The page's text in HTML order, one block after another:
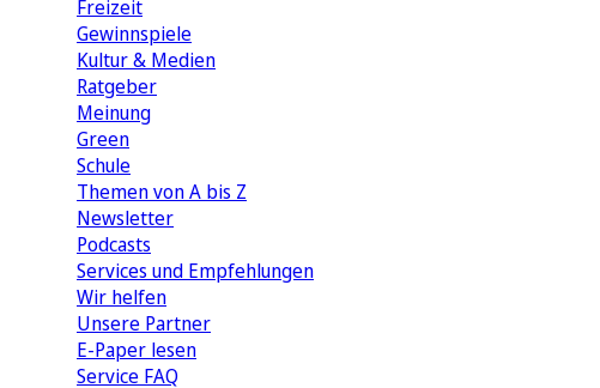
Freizeit
Gewinnspiele
Kultur & Medien
Ratgeber
Meinung
Green
Schule
Themen von A bis Z
Newsletter
Podcasts
Services und Empfehlungen
Wir helfen
Unsere Partner
E-Paper lesen
Service FAQ